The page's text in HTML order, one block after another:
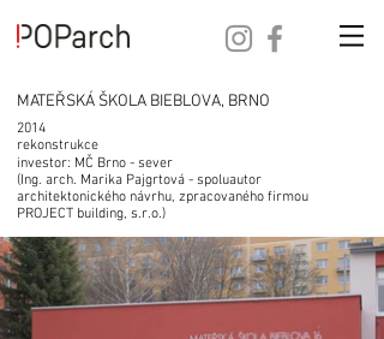
MATEŘSKÁ ŠKOLA BIEBLOVA, BRNO
2014
rekonstrukce
investor: MČ Brno - sever
(Ing. arch. Marika Pajgrtová - spoluautor
architektonického návrhu, zpracovaného firmou
PROJECT building, s.r.o.)